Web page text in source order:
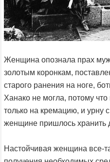
Женщина опознала прах
золотым коронкам,
старого ранения на ноге,
Ханако не могла, потому
только на кремацию, и урну
женщине пришлось хранить
Настойчивая женщина все-